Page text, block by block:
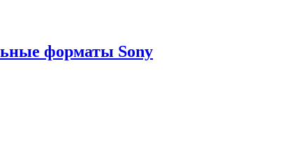
форматы Sony